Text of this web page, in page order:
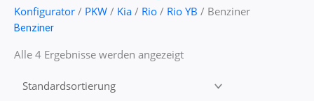
Konfigurator / PKW / Kia / Rio / Rio YB / Benziner
Benziner
Alle 4 Ergebnisse werden angezeigt